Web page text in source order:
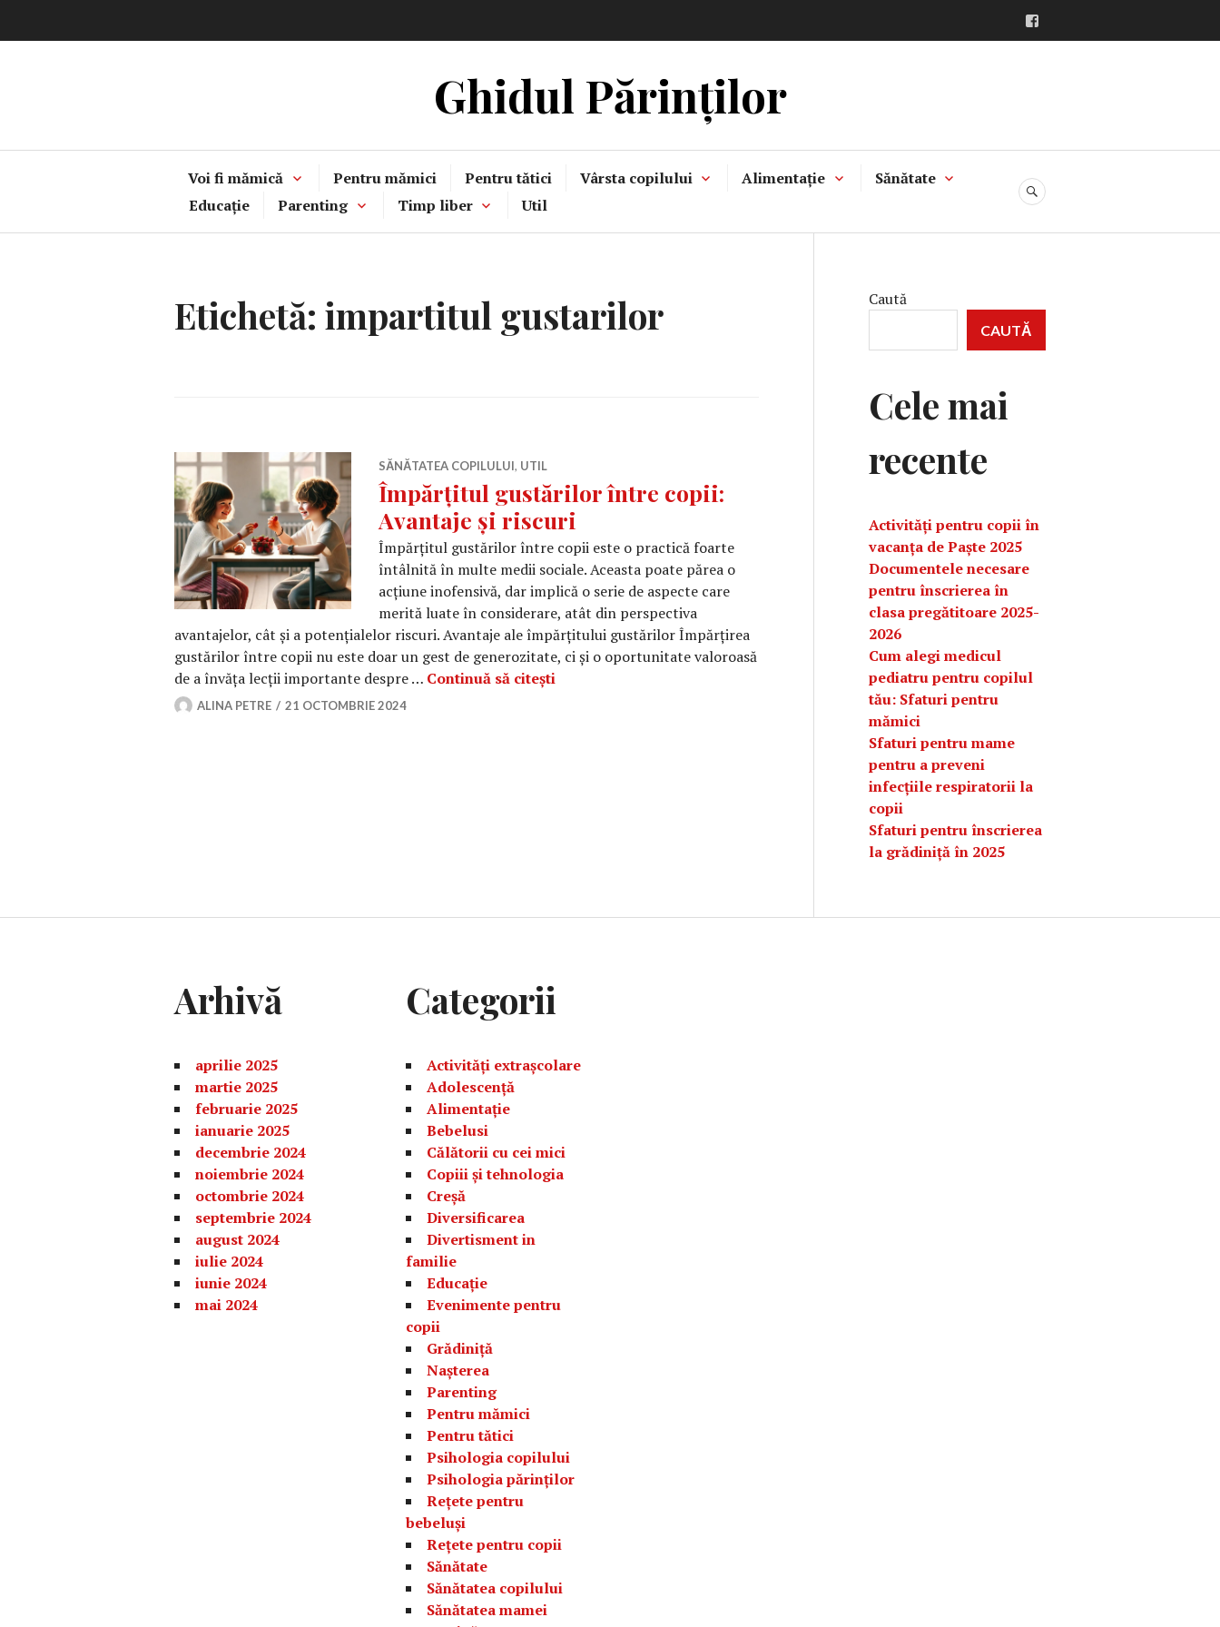
la
Ghidul Părinților
Voi fi mămică Pentru mămici Pentru tătici Vârsta copilului Alimentație
Sănătate
Educație
Parenting Timp liber Util
CĂUTARE
Etichetă: impartitul gustarilor
SĂNĂTATEA COPILULUI, UTIL
Împărțitul gustărilor între copii:
Avantaje și riscuri
Împărțitul gustărilor între copii este o practică foarte
întâlnită în multe medii sociale. Aceasta poate părea o
acțiune inofensivă, dar implică o serie de aspecte care
merită luate în considerare, atât din perspectiva
avantajelor, cât și a potențialelor riscuri. Avantaje ale împărțitului gustărilor Împărțirea
gustărilor între copii nu este doar un gest de generozitate, ci și o oportunitate valoroasă
de a învăța lecții importante despre … Continuă să citești Împărțitul gustărilor între copii: Avantaje și riscuri
ALINA PETRE 21 OCTOMBRIE 2024
Caută
CAUTĂ
Cele mai
recente
Activități pentru copii în
vacanța de Paște 2025
Documentele necesare
pentru înscrierea în
clasa pregătitoare 2025-
2026
Cum alegi medicul
pediatru pentru copilul
tău: Sfaturi pentru
mămici
Sfaturi pentru mame
pentru a preveni
infecțiile respiratorii la
copii
Sfaturi pentru înscrierea
la grădiniță în 2025
Arhivă
aprilie 2025
martie 2025
februarie 2025
ianuarie 2025
decembrie 2024
noiembrie 2024
octombrie 2024
septembrie 2024
august 2024
iulie 2024
iunie 2024
mai 2024
Categorii
Activități extrașcolare
Adolescență
Alimentație
Bebelusi
Călătorii cu cei mici
Copiii și tehnologia
Creșă
Diversificarea
Divertisment in
familie
Educație
Evenimente pentru
copii
Grădiniță
Nașterea
Parenting
Pentru mămici
Pentru tătici
Psihologia copilului
Psihologia părinților
Rețete pentru
bebeluși
Rețete pentru copii
Sănătate
Sănătatea copilului
Sănătatea mamei